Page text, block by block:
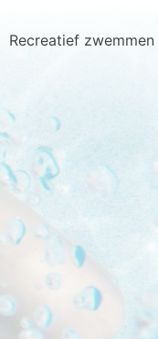
Recreatief zwemmen
for: